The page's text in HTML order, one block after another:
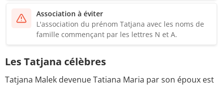
Association à éviter
L'association du prénom Tatjana avec les noms de
famille commençant par les lettres N et A.
Les Tatjana célèbres
Tatjana Malek devenue Tatiana Maria par son époux est